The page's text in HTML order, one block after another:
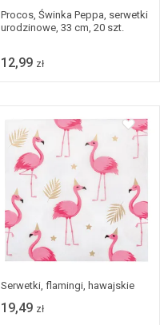
Procos, Świnka Peppa, serwetki
urodzinowe, 33 cm, 20 szt.
12,99 zł
Serwetki, flamingi, hawajskie
19,49 zł